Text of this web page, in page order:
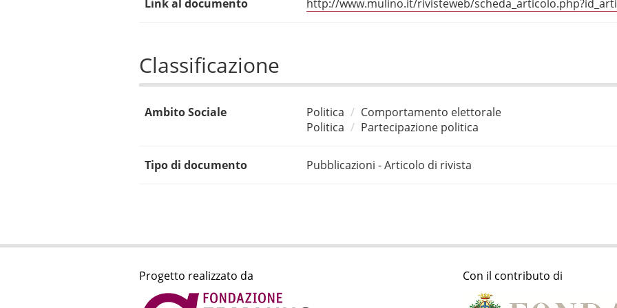
Link al documento http://www.mulino.it/rivisteweb/
Classificazione
Ambito Sociale Politica
Comportamento elettorale
Politica
Partecipazione politica
Tipo di documento Pubblicazioni - Articolo di rivista
Progetto realizzato da Con il contributo di